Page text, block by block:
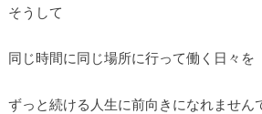
そうして
同じ時間に同じ場所に行って働く日々を
ずっと続ける人生に前向きになれません